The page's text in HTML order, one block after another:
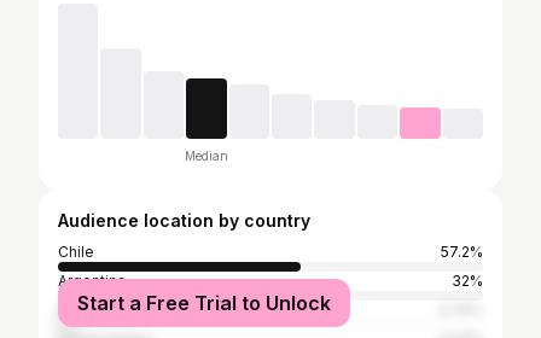
Median
Audience location by country
Chile
57.2%
Argentina
32%
Brazil
Start a Free Trial to Unlock